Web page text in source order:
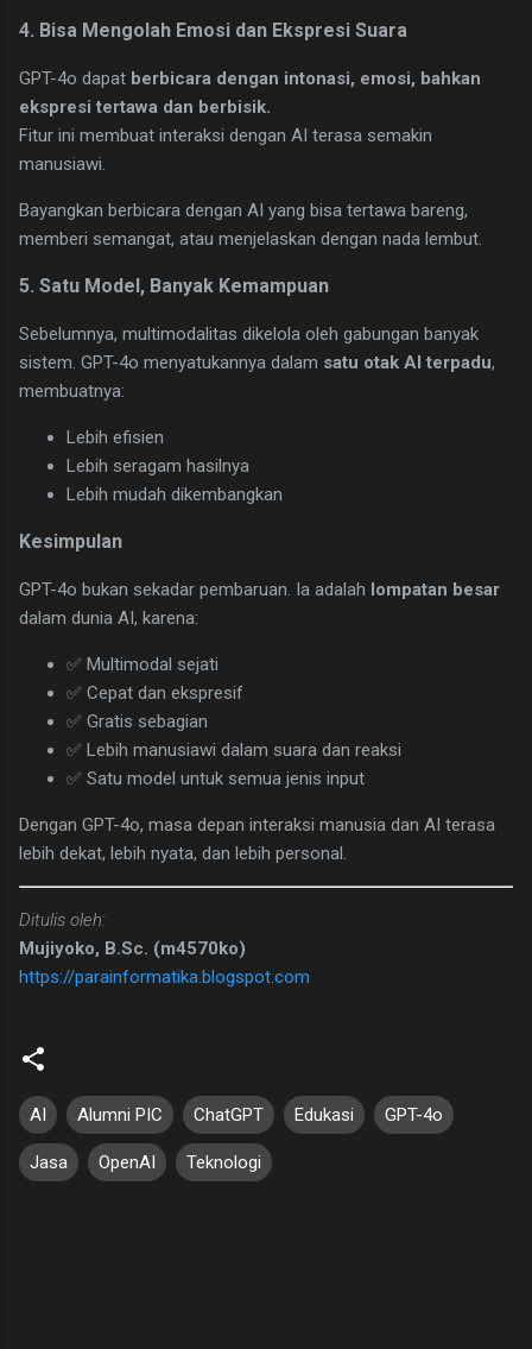
4. Bisa Mengolah Emosi dan Ekspresi Suara
GPT-4o dapat berbicara dengan intonasi, emosi, bahkan
ekspresi tertawa dan berbisik.
Fitur ini membuat interaksi dengan AI terasa semakin
manusiawi.
Bayangkan berbicara dengan AI yang bisa tertawa bareng,
memberi semangat, atau menjelaskan dengan nada lembut.
5. Satu Model, Banyak Kemampuan
Sebelumnya, multimodalitas dikelola oleh gabungan banyak
sistem. GPT-4o menyatukannya dalam satu otak AI terpadu,
membuatnya:
Lebih efisien
Lebih seragam hasilnya
Lebih mudah dikembangkan
Kesimpulan
GPT-4o bukan sekadar pembaruan. Ia adalah lompatan besar
dalam dunia AI, karena:
✅ Multimodal sejati
✅ Cepat dan ekspresif
✅ Gratis sebagian
✅ Lebih manusiawi dalam suara dan reaksi
✅ Satu model untuk semua jenis input
Dengan GPT-4o, masa depan interaksi manusia dan AI terasa
lebih dekat, lebih nyata, dan lebih personal.
Ditulis oleh:
Mujiyoko, B.Sc. (m4570ko)
https://parainformatika.blogspot.com
AI Alumni PIC ChatGPT Edukasi GPT-4o
Jasa OpenAI Teknologi